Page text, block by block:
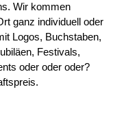
Wir kommen
ganz individuell oder
Logos, Buchstaben,
Festivals,
oder oder oder?